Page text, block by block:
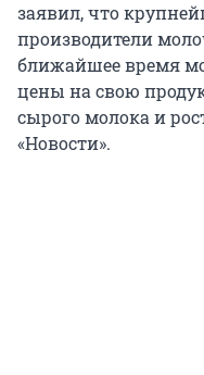
заявил, что
производители
ближайшее время
цены на свою
сырого молока и
«Новости».